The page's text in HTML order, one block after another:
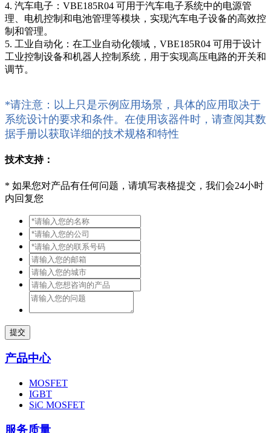
4. 汽车电子：VBE185R04 可用于汽车电子系统中的电源管
理、电机控制和电池管理等模块，实现汽车电子设备的高效控
制和管理。
5. 工业自动化：在工业自动化领域，VBE185R04 可用于设计
工业控制设备和机器人控制系统，用于实现高压电路的开关和
调节。
*请注意：以上只是示例应用场景，具体的应用取决于
系统设计的要求和条件。在使用该器件时，请查阅其数
据手册以获取详细的技术规格和特性
技术支持：
* 如果您对产品有任何问题，请填写表格提交，我们会24小时
内回复您
提交
产品中心
MOSFET
IGBT
SiC MOSFET
服务质量